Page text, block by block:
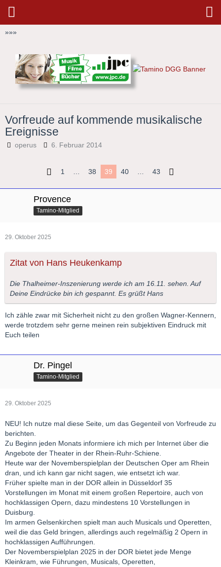
»»»
Vorfreude auf kommende musikalische
Ereignisse
operus 6. Februar 2014
1 38 39 40 43
Provence
Tamino-Mitglied
29. Oktober 2025
Zitat von Hans Heukenkamp
Die Thalheimer-Inszenierung werde ich am 16.11. sehen. Auf
Deine Eindrücke bin ich gespannt. Es grüßt Hans
Ich zähle zwar mit Sicherheit nicht zu den großen Wagner-Kennern,
werde trotzdem sehr gerne meinen rein subjektiven Eindruck mit
Euch teilen
Dr. Pingel
Tamino-Mitglied
29. Oktober 2025
NEU! Ich nutze mal diese Seite, um das Gegenteil von Vorfreude zu
berichten.
Zu Beginn jeden Monats informiere ich mich per Internet über die
Angebote der Theater in der Rhein-Ruhr-Schiene.
Heute war der Novemberspielplan der Deutschen Oper am Rhein
dran, und ich kann gar nicht sagen, wie entsetzt ich war.
Früher spielte man in der DOR allein in Düsseldorf 35
Vorstellungen im Monat mit einem großen Repertoire, auch von
hochklassigen Opern, dazu mindestens 10 Vorstellungen in
Duisburg.
Im armen Gelsenkirchen spielt man auch Musicals und Operetten,
weil die das Geld bringen, allerdings auch regelmäßig 2 Opern in
hochklassigen Aufführungen.
Der Novemberspielplan 2025 in der DOR bietet jede Menge
Kleinkram, wie Führungen, Musicals, Operetten,